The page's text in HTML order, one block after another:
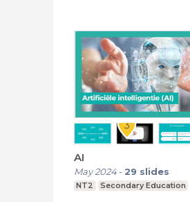
AI
May 2024- 29 slides
NT2 Secondary Education